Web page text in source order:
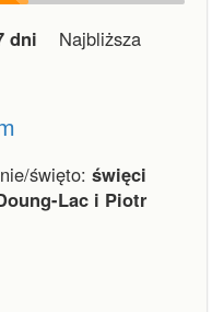
dni Najbliższa
święto: święci
Lac i Piotr